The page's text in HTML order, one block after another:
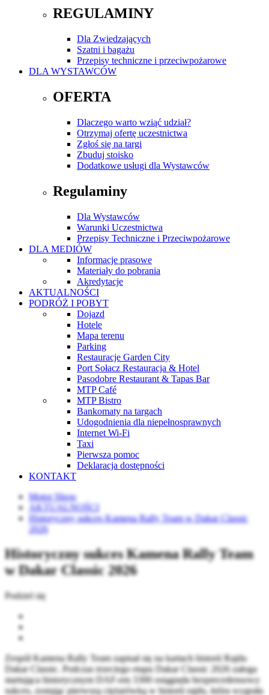
REGULAMINY
Dla Zwiedzających
Szatni i bagażu
Przepisy techniczne i przeciwpożarowe
DLA WYSTAWCÓW
OFERTA
Dlaczego warto wziąć udział?
Otrzymaj ofertę uczestnictwa
Zgłoś się na targi
Zbuduj stoisko
Dodatkowe usługi dla Wystawców
Regulaminy
Dla Wystawców
Warunki Uczestnictwa
Przepisy Techniczne i Przeciwpożarowe
DLA MEDIÓW
Informacje prasowe
Materiały do pobrania
Akredytacje
AKTUALNOŚCI
PODRÓŻ I POBYT
Dojazd
Hotele
Mapa terenu
Parking
Restauracje Garden City
Port Sołacz Restauracja & Hotel
Pasodobre Restaurant & Tapas Bar
MTP Café
MTP Bistro
Bankomaty na targach
Udogodnienia dla niepełnosprawnych
Internet Wi-Fi
Taxi
Pierwsza pomoc
Deklaracja dostępności
KONTAKT
Motor Show
AKTUALNOŚCI
Historyczny sukces Kamena Rally Team w Dakar Classic
2026
Historyczny sukces Kamena Rally Team
w Dakar Classic 2026
Podziel się
Zespół Kamena Rally Team zapisał się na kartach historii Rajdu
Dakar Classic. Podczas trzeciego etapu Dakar Classic 2026 załoga
startująca historycznym DAF-em 3300 osiągnęła bezprecedensowy
sukces, zostając pierwszą ciężarówką w historii rajdu, która wygrała